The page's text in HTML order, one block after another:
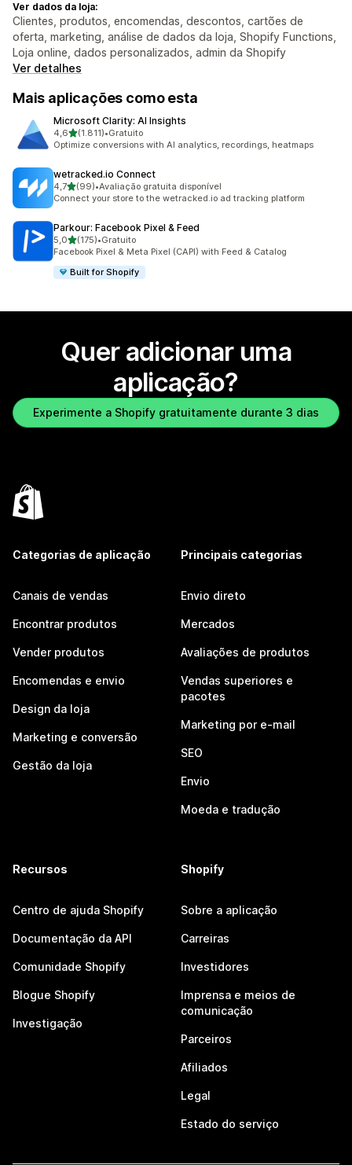
Ver dados da loja:
Clientes, produtos, encomendas, descontos, cartões de
oferta, marketing, análise de dados da loja, Shopify Functions,
Loja online, dados personalizados, admin da Shopify
Ver detalhes
Mais aplicações como esta
Microsoft Clarity: AI Insights
4,6de 5 estrelas
(1.811)
1811 total de avaliações
•Gratuito
Optimize conversions with AI analytics, recordings, heatmaps
wetracked.io Connect
4,7de 5 estrelas
(99)
99 total de avaliações
•Avaliação gratuita disponível
Connect your store to the wetracked.io ad tracking platform
Parkour: Facebook Pixel & Feed
5,0de 5 estrelas
(175)
175 total de avaliações
•Gratuito
Facebook Pixel & Meta Pixel (CAPI) with Feed & Catalog
Built for Shopify
Quer adicionar uma
aplicação?
Experimente a Shopify gratuitamente durante 3 dias
Categorias de aplicação
Canais de vendas
Encontrar produtos
Vender produtos
Encomendas e envio
Design da loja
Marketing e conversão
Gestão da loja
Principais categorias
Envio direto
Mercados
Avaliações de produtos
Vendas superiores e
pacotes
Marketing por e-mail
SEO
Envio
Moeda e tradução
Recursos
Centro de ajuda Shopify
Documentação da API
Comunidade Shopify
Blogue Shopify
Investigação
Shopify
Sobre a aplicação
Carreiras
Investidores
Imprensa e meios de
comunicação
Parceiros
Afiliados
Legal
Estado do serviço